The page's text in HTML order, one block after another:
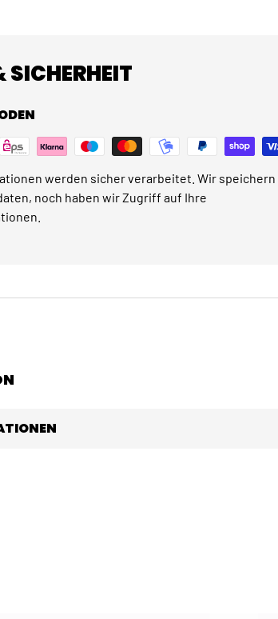
SICHERHEIT
werden sicher verarbeitet. Wir speichern
noch haben wir Zugriff auf Ihre